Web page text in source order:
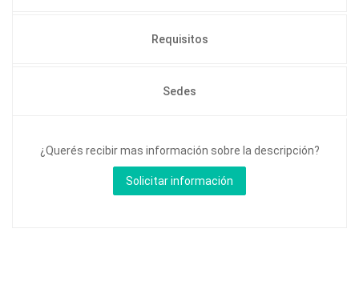
Requisitos
Sedes
¿Querés recibir mas información sobre la descripción?